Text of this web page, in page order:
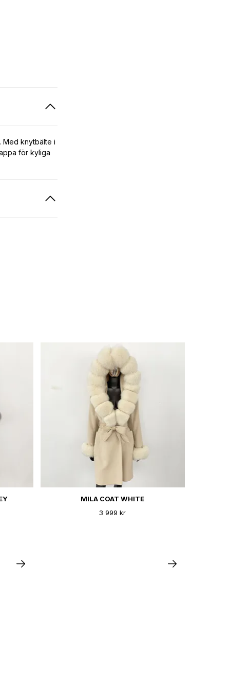
Med knytbälte i
för kyliga
MILA COAT WHITE
3 999 kr